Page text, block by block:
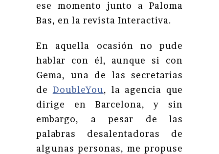
ese momento junto a Paloma
Bas, en la revista Interactiva.
En aquella ocasión no pude
hablar con él, aunque si con
Gema, una de las secretarias
de DoubleYou, la agencia que
dirige en Barcelona, y sin
embargo, a pesar de las
palabras desalentadoras de
algunas personas, me propuse